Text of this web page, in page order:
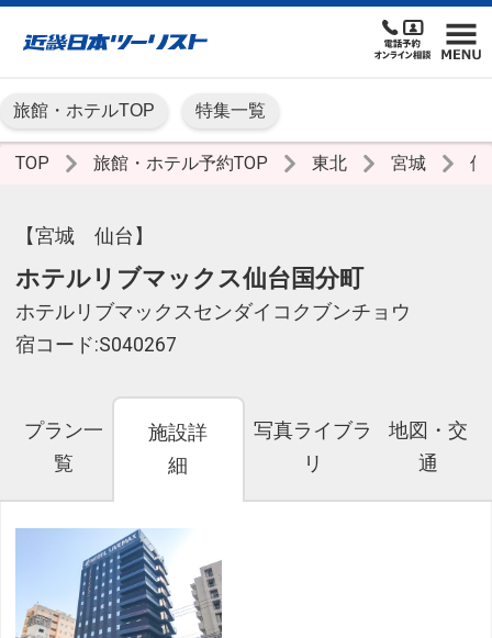
旅館・ホテルTOP 特集一覧
TOP 旅館・ホテル予約TOP 東北 宮城
【宮城 仙台】
ホテルリブマックス仙台国分町
ホテルリブマックスセンダイコクブンチョウ
宿コード:S040267
プラン一
覧
施設詳
細
写真ライブラ
リ
地図・交
通